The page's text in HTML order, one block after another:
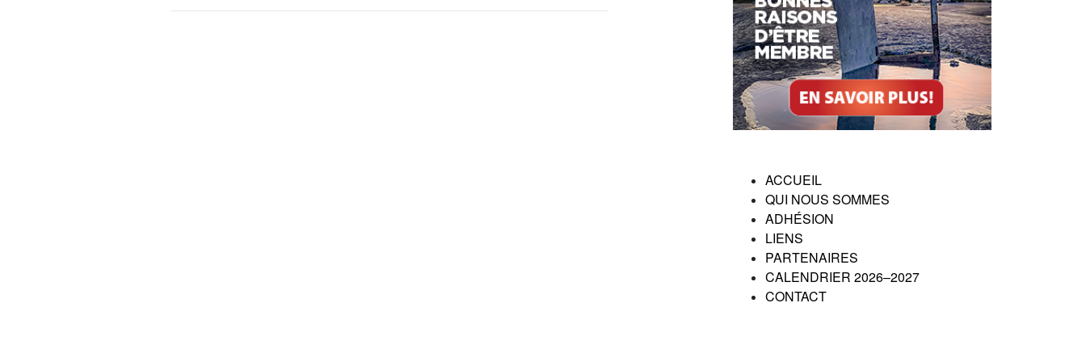
ACCUEIL
QUI NOUS SOMMES
ADHÉSION
LIENS
PARTENAIRES
CALENDRIER 2026–2027
CONTACT